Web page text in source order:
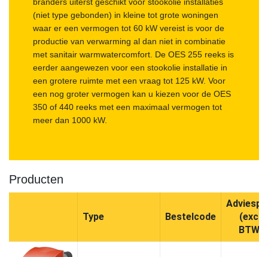
(niet type gebonden) in kleine tot grote woningen
waar er een vermogen tot 60 kW vereist is voor de
productie van verwarming al dan niet in combinatie
met sanitair warmwatercomfort. De OES 255 reeks is
eerder aangewezen voor een stookolie installatie in
een grotere ruimte met een vraag tot 125 kW. Voor
een nog groter vermogen kan u kiezen voor de OES
350 of 440 reeks met een maximaal vermogen tot
meer dan 1000 kW.
Producten
Type Bestelcode
(excl.
BTW)